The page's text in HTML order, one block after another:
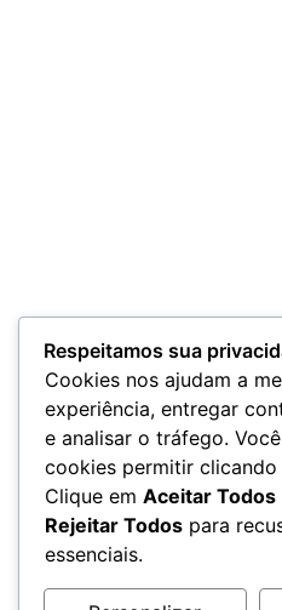
Respeitamos sua
Cookies nos ajudam a
experiência, entregar
e analisar o tráfego.
cookies permitir clicando
Clique em Aceitar Todos
Rejeitar Todos para
essenciais.